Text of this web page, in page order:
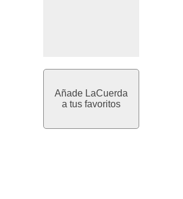
Añade LaCuerda
a tus favoritos